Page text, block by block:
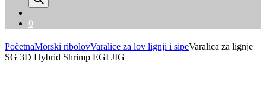
0
PočetnaMorski ribolovVaralice za lov lignji i sipeVaralica za lignje
SG 3D Hybrid Shrimp EGI JIG